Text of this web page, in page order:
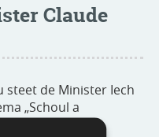
Claude
steet de Minister Iech
„Schoul a